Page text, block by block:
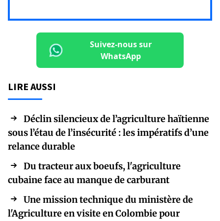
Suivez-nous sur
WhatsApp
LIRE AUSSI
Déclin silencieux de l’agriculture haïtienne
sous l’étau de l’insécurité : les impératifs d’une
relance durable
Du tracteur aux boeufs, l'agriculture
cubaine face au manque de carburant
Une mission technique du ministère de
l'Agriculture en visite en Colombie pour